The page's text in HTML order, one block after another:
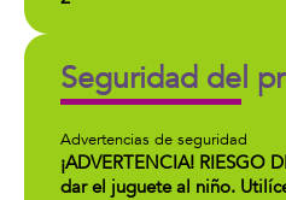
Seguridad del
Advertencias de seguridad
¡ADVERTENCIA! RIESGO
dar el juguete al niño.